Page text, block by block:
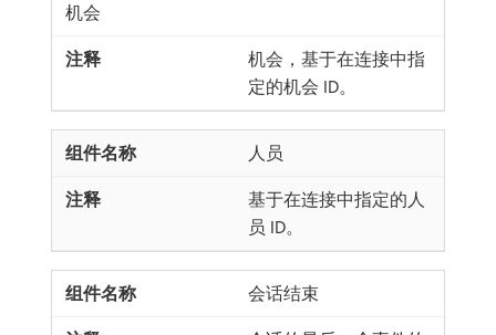
机会
机会，基于在连接中指
定的机会 ID。
人员
基于在连接中指定的人
员 ID。
会话结束